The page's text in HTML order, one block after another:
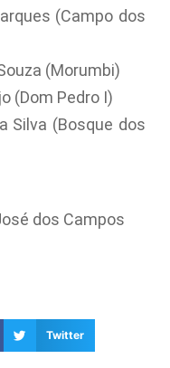
(Campo dos
(Morumbi)
(Dom Pedro I)
Silva (Bosque dos
dos Campos
Twitter